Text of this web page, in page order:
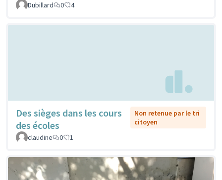
Dubillard
0 4
Des sièges dans les cours
des écoles
Non retenue par le tri
citoyen
claudine
0 1